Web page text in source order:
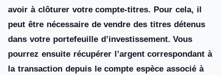
avoir à clôturer votre compte-titres. Pour cela, il
peut être nécessaire de vendre des titres détenus
dans votre portefeuille d’investissement. Vous
pourrez ensuite récupérer l’argent correspondant à
la transaction depuis le compte espèce associé à